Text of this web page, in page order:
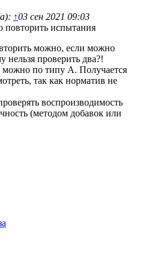
↑03 сен 2021 09:03
испытания
можно, если можно
нельзя проверить два?!
можно по типу А. Получается
так как норматив не
воспроизводимость
(методом добавок или